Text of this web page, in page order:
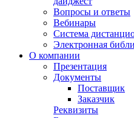
Вопросы и ответы
Вебинары
Система
Электронная
О компании
Презентация
Документы
Поставщик
Заказчик
Реквизиты